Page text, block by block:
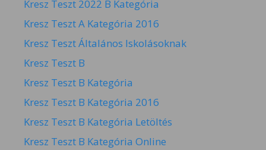
Kresz Teszt 2022 B Kategória
Kresz Teszt A Kategória 2016
Kresz Teszt Általános Iskolásoknak
Kresz Teszt B
Kresz Teszt B Kategória
Kresz Teszt B Kategória 2016
Kresz Teszt B Kategória Letöltés
Kresz Teszt B Kategória Online